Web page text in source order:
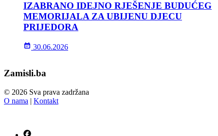
IZABRANO IDEJNO RJEŠENJE BUDUĆEG
MEMORIJALA ZA UBIJENU DJECU
PRIJEDORA
30.06.2026
Zamisli.ba
© 2026 Sva prava zadržana
O nama | Kontakt